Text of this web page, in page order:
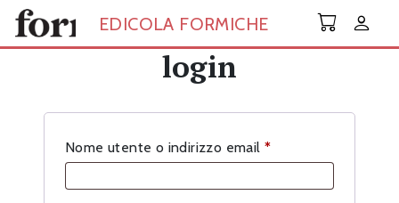
Skip to main content
EDICOLA FORMICHE
login
Nome utente o indirizzo email *Richiesto